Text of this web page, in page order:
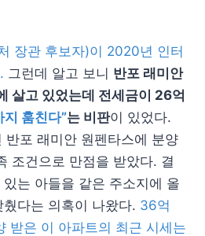
장관 후보자)이 2020년 인터
그런데 알고 보니 반포 래미안
살고 있었는데 전세금이 26억
지 훔친다”는 비판이 있었다.
포 래미안 원펜타스에 분양
조건으로 만점을 받았다. 결
는 아들을 같은 주소지에 올
다는 의혹이 나왔다. 36억
받은 이 아파트의 최근 시세는